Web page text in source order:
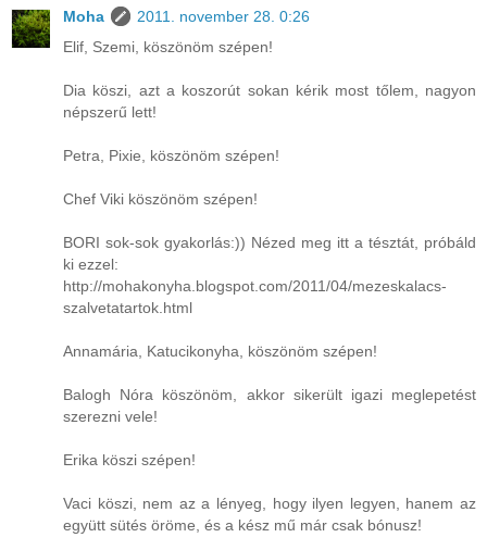
Moha
2011. november 28. 0:26
Elif, Szemi, köszönöm szépen!
Dia köszi, azt a koszorút sokan kérik most tőlem, nagyon
népszerű lett!
Petra, Pixie, köszönöm szépen!
Chef Viki köszönöm szépen!
BORI sok-sok gyakorlás:)) Nézed meg itt a tésztát, próbáld
ki ezzel:
http://mohakonyha.blogspot.com/2011/04/mezeskalacs-
szalvetatartok.html
Annamária, Katucikonyha, köszönöm szépen!
Balogh Nóra köszönöm, akkor sikerült igazi meglepetést
szerezni vele!
Erika köszi szépen!
Vaci köszi, nem az a lényeg, hogy ilyen legyen, hanem az
együtt sütés öröme, és a kész mű már csak bónusz!